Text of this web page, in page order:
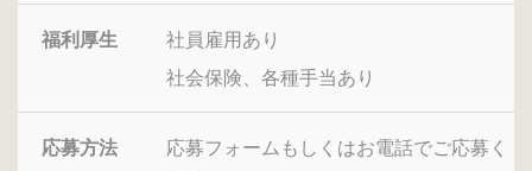
福利厚生
社員雇用あり
社会保険、各種手当あり
応募方法
応募フォームもしくはお電話でご応募く